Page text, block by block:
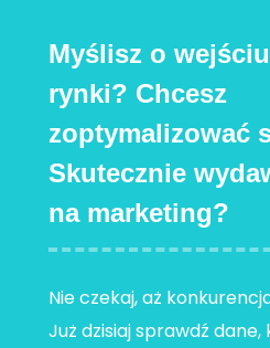
Myślisz o
rynki? Chcesz
zoptymalizować
Skutecznie
na marketing?
Nie czekaj, aż
Już dzisiaj sprawdź